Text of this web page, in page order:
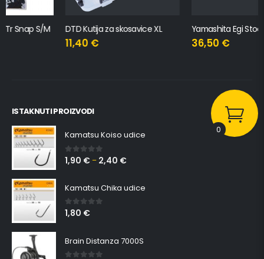
DTD Kutija za skosavice XL Yamashita Egi Stocker S
ISTAKNUTI PROIZVODI
Kamatsu Koiso udice
0 out of 5
1,90 € – 2,40 €
Kamatsu Chika udice
0 out of 5
1,80 €
Brain Distanza 7000S
0